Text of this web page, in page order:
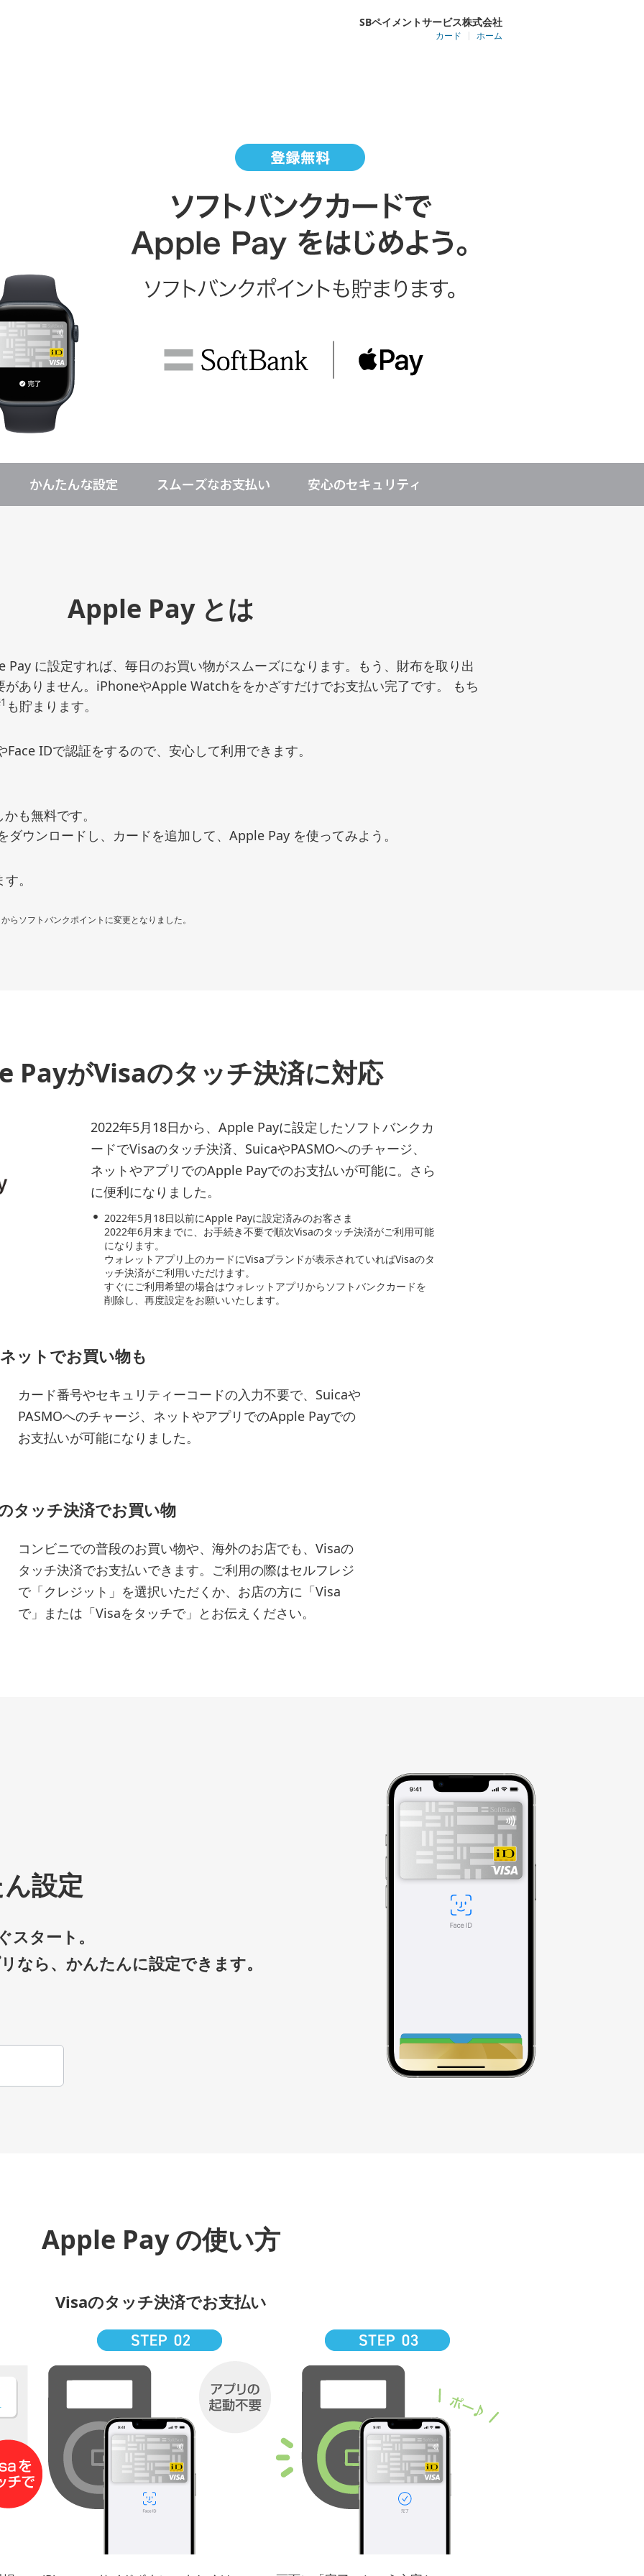
SBペイメントサービス株式会社
カード ホーム
Apple Pay とは
Pay に設定すれば、毎日のお買い物がスムーズになります。もう、財布を取り出
がありません。iPhoneやApple Watchををかざすだけでお支払い完了です。 もち
も貯まります。
IDで認証をするので、安心して利用できます。
も無料です。
ダウンロードし、カードを追加して、Apple Pay を使ってみよう。
。
らソフトバンクポイントに変更となりました。
PayがVisaのタッチ決済に対応
2022年5月18日から、Apple Payに設定したソフトバンクカ
ードでVisaのタッチ決済、SuicaやPASMOへのチャージ、
ネットやアプリでのApple Payでのお支払いが可能に。さら
に便利になりました。
2022年5月18日以前にApple Payに設定済みのお客さま
2022年6月末までに、お手続き不要で順次Visaのタッチ決済がご利用可能
になります。
ウォレットアプリ上のカードにVisaブランドが表示されていればVisaのタ
ッチ決済がご利用いただけます。
すぐにご利用希望の場合はウォレットアプリからソフトバンクカードを
削除し、再度設定をお願いいたします。
ットでお買い物も
カード番号やセキュリティーコードの入力不要で、Suicaや
PASMOへのチャージ、ネットやアプリでのApple Payでの
お支払いが可能になりました。
タッチ決済でお買い物
コンビニでの普段のお買い物や、海外のお店でも、Visaの
タッチ決済でお支払いできます。ご利用の際はセルフレジ
で「クレジット」を選択いただくか、お店の方に「Visa
で」または「Visaをタッチで」とお伝えください。
設定
タート。
なら、かんたんに設定できます。
Apple Pay の使い方
Visaのタッチ決済でお支払い